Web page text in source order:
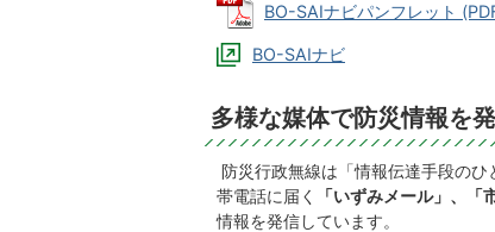
BO-SAIナビパンフレット
BO-SAIナビ
多様な媒体で防災情報を
防災行政無線は「情報伝達手段の
帯電話に届く
「いずみメール」、「
情報を発信しています。